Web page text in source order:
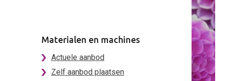
Materialen en machines
Actuele aanbod
Zelf aanbod plaatsen